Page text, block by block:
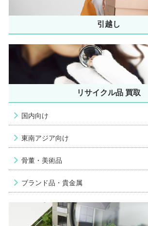
引越し
リサイクル品 買取
国内向け
東南アジア向け
骨董・美術品
ブランド品・貴金属